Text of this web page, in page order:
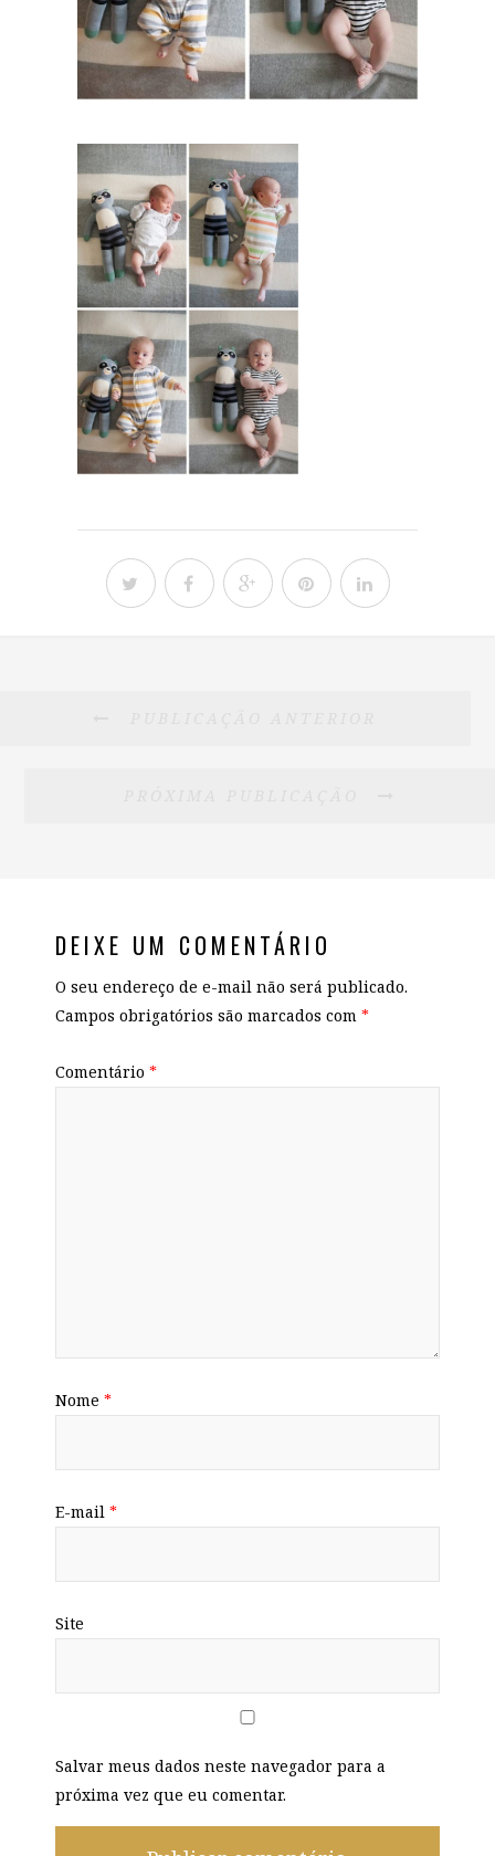
DEIXE UM COMENTÁRIO
O seu endereço de e-mail não será publicado.
Campos obrigatórios são marcados com *
Comentário *
Nome *
E-mail *
Site
Salvar meus dados neste navegador para a
próxima vez que eu comentar.